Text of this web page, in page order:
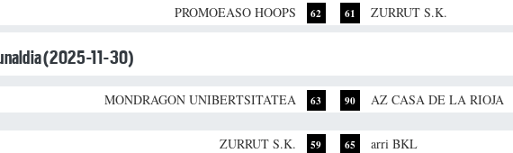
PROMOEASO HOOPS 62 61 ZURRUT S.K.
(2025-11-30)
MONDRAGON UNIBERTSITATEA 63 90 AZ CASA DE LA RIOJA
ZURRUT S.K. 59 65 arri BKL